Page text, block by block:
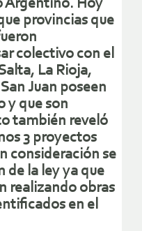
Argentino. Hoy
provincias que
colectivo con el
La Rioja,
Juan poseen
y que son
también reveló
3 proyectos
consideración se
de la ley ya que
realizando obras
en el